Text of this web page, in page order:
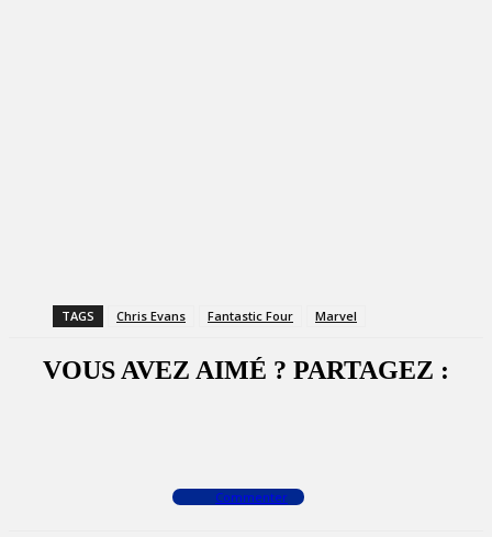
TAGS Chris Evans Fantastic Four Marvel
VOUS AVEZ AIMÉ ? PARTAGEZ :
Commenter